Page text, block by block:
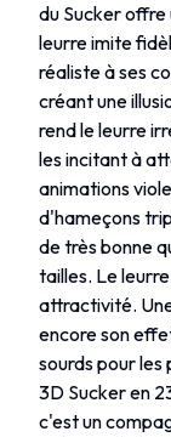
du Sucker offre
leurre imite
réaliste à ses
créant une
rend le leurre
les incitant à
animations
d'hameçons
de très bonne
tailles. Le
attractivité.
encore son
sourds pour
3D Sucker en
c'est un